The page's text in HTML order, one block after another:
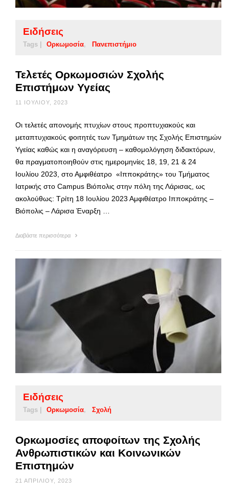
Ειδήσεις
Tags | Ορκωμοσία Πανεπιστήμιο
Τελετές Ορκωμοσιών Σχολής
Επιστήμων Υγείας
11 ΙΟΥΛΊΟΥ, 2023
Oι τελετές απονομής πτυχίων στους προπτυχιακούς και
μεταπτυχιακούς φοιτητές των Τμημάτων της Σχολής Επιστημών
Υγείας καθώς και η αναγόρευση – καθομολόγηση διδακτόρων,
θα πραγματοποιηθούν στις ημερομηνίες 18, 19, 21 & 24
Ιουλίου 2023, στο Αμφιθέατρο «Ιπποκράτης» του Τμήματος
Ιατρικής στο Campus Βιόπολις στην πόλη της Λάρισας, ως
ακολούθως: Τρίτη 18 Ιουλίου 2023 Αμφιθέατρο Ιπποκράτης –
Βιόπολις – Λάρισα Έναρξη …
Διαβάστε περισσότερα
Ειδήσεις
Tags | Ορκωμοσία Σχολή
Ορκωμοσίες αποφοίτων της Σχολής
Ανθρωπιστικών και Κοινωνικών
Επιστημών
21 ΑΠΡΙΛΊΟΥ, 2023